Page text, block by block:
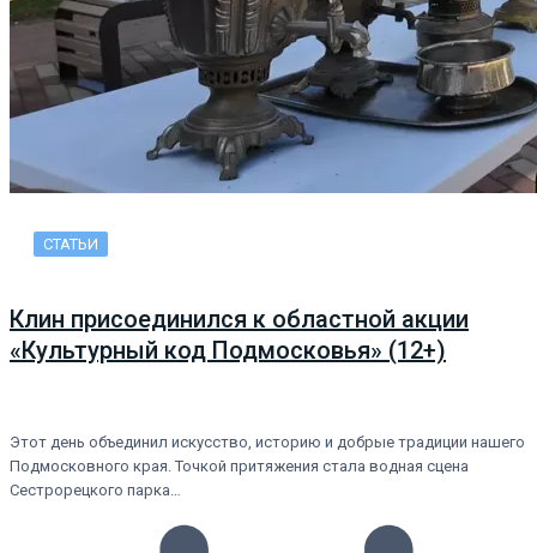
СТАТЬИ
Клин присоединился к областной акции
«Культурный код Подмосковья» (12+)
Этот день объединил искусство, историю и добрые традиции нашего
Подмосковного края. Точкой притяжения стала водная сцена
Сестрорецкого парка…